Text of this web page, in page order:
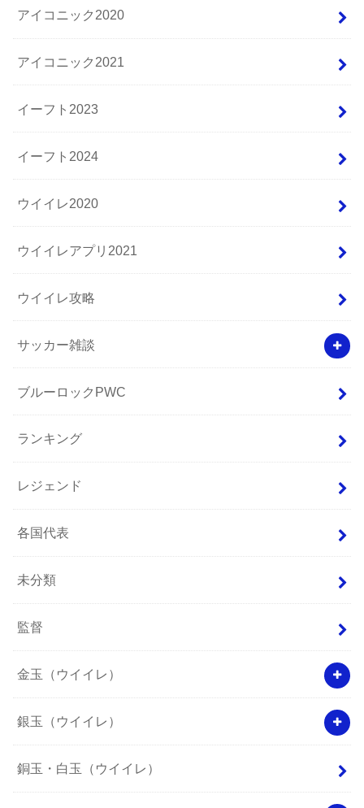
アイコニック2020
アイコニック2021
イーフト2023
イーフト2024
ウイイレ2020
ウイイレアプリ2021
ウイイレ攻略
サッカー雑談
ブルーロックPWC
ランキング
レジェンド
各国代表
未分類
監督
金玉（ウイイレ）
銀玉（ウイイレ）
銅玉・白玉（ウイイレ）